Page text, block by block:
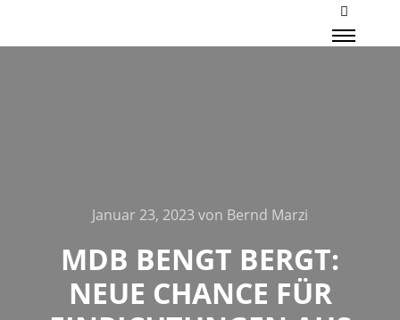
Mehr
Januar 23, 2023 von Bernd Marzi
MDB BENGT BERGT:
NEUE CHANCE FÜR